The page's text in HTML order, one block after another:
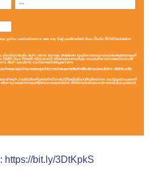
: https://bit.ly/3DtKpkS